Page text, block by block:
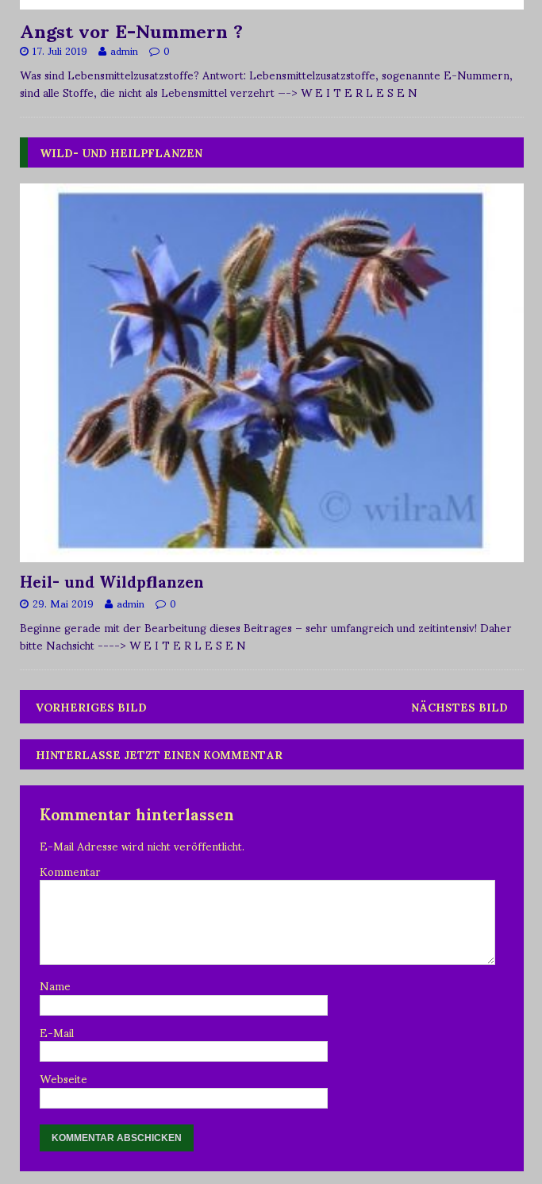
Angst vor E-Nummern ?
17. Juli 2019 admin 0
Was sind Lebensmittelzusatzstoffe? Antwort: Lebensmittelzusatzstoffe, sogenannte E-Nummern,
sind alle Stoffe, die nicht als Lebensmittel verzehrt—-> W E I T E R L E S E N
WILD- UND HEILPFLANZEN
Heil- und Wildpflanzen
29. Mai 2019 admin 0
Beginne gerade mit der Bearbeitung dieses Beitrages – sehr umfangreich und zeitintensiv! Daher
bitte Nachsicht----> W E I T E R L E S E N
VORHERIGES BILD
NÄCHSTES BILD
HINTERLASSE JETZT EINEN KOMMENTAR
Kommentar hinterlassen
E-Mail Adresse wird nicht veröffentlicht.
Kommentar
Name
E-Mail
Webseite